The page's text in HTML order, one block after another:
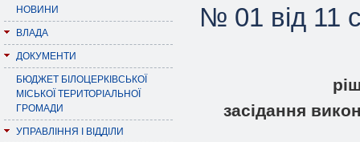
НОВИНИ
ВЛАДА
ДОКУМЕНТИ
БЮДЖЕТ БІЛОЦЕРКІВСЬКОЇ
МІСЬКОЇ ТЕРИТОРІАЛЬНОЇ
ГРОМАДИ
УПРАВЛІННЯ І ВІДДІЛИ
№ 01 від 11
засідання